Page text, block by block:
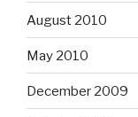
August 2010
May 2010
December 2009